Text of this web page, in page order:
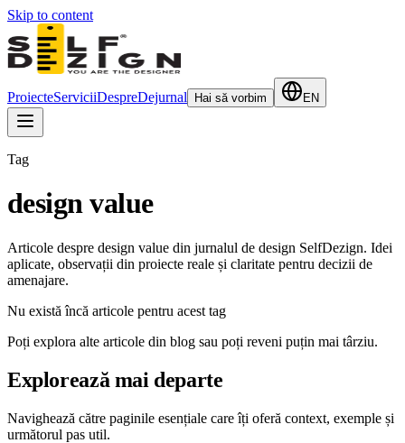
Skip to content
ProiecteServiciiDespreDejurnal Hai să vorbim EN
Tag
design value
Articole despre design value din jurnalul de design SelfDezign. Idei
aplicate, observații din proiecte reale și claritate pentru decizii de
amenajare.
Nu există încă articole pentru acest tag
Poți explora alte articole din blog sau poți reveni puțin mai târziu.
Explorează mai departe
Navighează către paginile esențiale care îți oferă context, exemple și
următorul pas util.